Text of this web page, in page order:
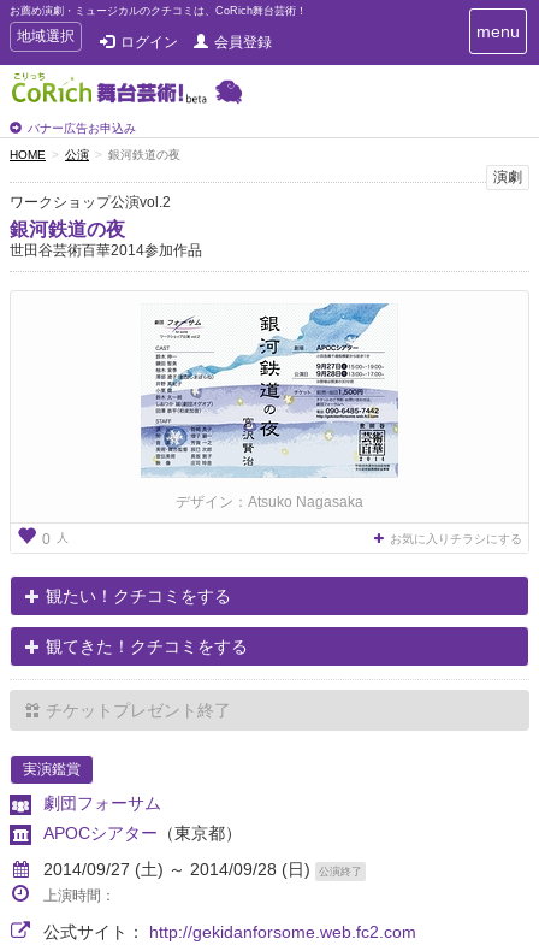
お薦め演劇・ミュージカルのクチコミは、CoRich舞台芸術！
T
o
g
g
e
n
a
v
i
g
a
地域選択 ログイン 会員登録
バナー広告お申込み
T
o
g
a
menu
HOME 公演 銀河鉄道の夜
演劇
ワークショップ公演vol.2
銀河鉄道の夜
世田谷芸術百華2014参加作品
デザイン：Atsuko Nagasaka
0 人 お気に入りチラシにする
観たい！クチコミをする
観てきた！クチコミをする
チケットプレゼント終了
実演鑑賞
劇団フォーサム
APOCシアター （東京都）
2014/09/27 (土) ～ 2014/09/28 (日)
公演終了
上演時間：
公式サイト： http://gekidanforsome.web.fc2.com